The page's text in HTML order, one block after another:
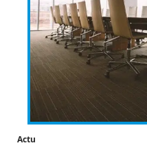
Actu